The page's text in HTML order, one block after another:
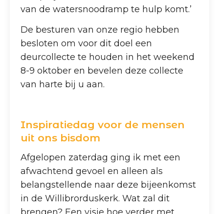
van de watersnoodramp te hulp komt.’
De besturen van onze regio hebben
besloten om voor dit doel een
deurcollecte te houden in het weekend
8-9 oktober en bevelen deze collecte
van harte bij u aan.
Inspiratiedag voor de mensen
uit ons bisdom
Afgelopen zaterdag ging ik met een
afwachtend gevoel en alleen als
belangstellende naar deze bijeenkomst
in de Willibrorduskerk. Wat zal dit